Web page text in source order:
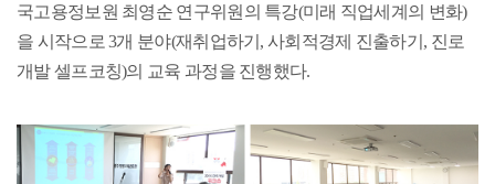
국고용정보원 최영순 연구위원의 특강(미래 직업세계의 변화)
을 시작으로 3개 분야(재취업하기, 사회적경제 진출하기, 진로
개발 셀프코칭)의 교육 과정을 진행했다.